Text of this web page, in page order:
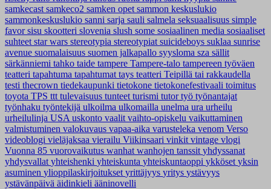
samkecast samkeco2 samken opet sammon keskuslukio
sammonkeskuslukio sanni sarja sauli salmela seksuaalisuus simple
favorsisu skootteri slovenia slush some sosiaalinen media sosiaaliset
suhteet star wars stereotypia stereotypiat suicideboys suklaa sunrise
avenue suomalaisuus suomen jalkapallo syysloma sza sällit
särkänniemi tahko taide tampere Tampere-talo tampereen työväen
teatteri tapahtuma tapahtumat tays teatteri Teipillä tai rakkaudella
testi thecrown tiedekaupunki tietokone tietokonefestivaali toimitus
toyota TPS ttt tulevaisuus tunteet turismi tutortyö työnantajat
työnhaku työntekijä ulkoilma ulkomailla unelma ura urheilu
urheilulinja USA uskonto vaalit vaihto-opiskelu vaikuttaminen
valmistuminen valokuvaus vapaa-aika varusteleka venom Verso
videoblogi vieläjaksaa vierailu Viikinsaari vinkit vintage vlogi
Vuonna 85 vuorovaikutus wanhat wanhojen tanssit yhdyssanat
yhdysvallat yhteishenki yhteiskunta yhteiskuntaoppi ykköset yksin
asuminen ylioppilaskirjoitukset yrittäjyys yritys ystävyys
ystävänpäivä äidinkieli ääninovelli